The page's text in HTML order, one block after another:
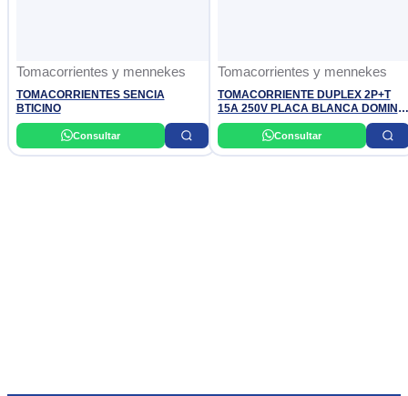
Tomacorrientes y mennekes
TOMACORRIENTES SENCIA
BTICINO
Consultar
Tomacorrientes y mennekes
TOMACORRIENTE DUPLEX 2P+T
15A 250V PLACA BLANCA DOMINO
SENCIA BTICINO
Consultar